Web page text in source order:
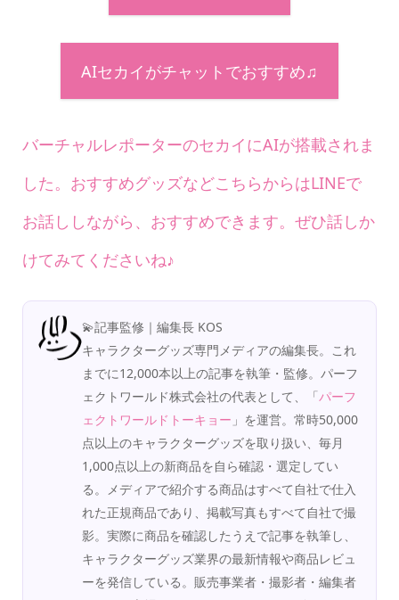
AIセカイがチャットでおすすめ♫
バーチャルレポーターのセカイにAIが搭載されま
した。おすすめグッズなどこちらからはLINEで
お話ししながら、おすすめできます。ぜひ話しか
けてみてくださいね♪
💫記事監修｜編集長 KOS
キャラクターグッズ専門メディアの編集長。これ
までに12,000本以上の記事を執筆・監修。パーフ
ェクトワールド株式会社の代表として、「パーフ
ェクトワールドトーキョー 」を運営。常時50,000
点以上のキャラクターグッズを取り扱い、毎月
1,000点以上の新商品を自ら確認・選定してい
る。メディアで紹介する商品はすべて自社で仕入
れた正規商品であり、掲載写真もすべて自社で撮
影。実際に商品を確認したうえで記事を執筆し、
キャラクターグッズ業界の最新情報や商品レビュ
ーを発信している。販売事業者・撮影者・編集者